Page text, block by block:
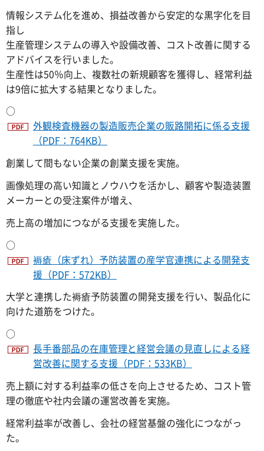
情報システム化を進め、損益改善から安定的な黒字化を目
指し
生産管理システムの導入や設備改善、コスト改善に関する
アドバイスを行いました。
生産性は50％向上、複数社の新規顧客を獲得し、経常利益
は9倍に拡大する結果となりました。
○
外観検査機器の製造販売企業の販路開拓に係る支援
（PDF：764KB）
創業して間もない企業の創業支援を実施。
画像処理の高い知識とノウハウを活かし、顧客や製造装置
メーカーとの受注案件が増え、
売上高の増加につながる支援を実施した。
○
褥瘡（床ずれ）予防装置の産学官連携による開発支
援（PDF：572KB）
大学と連携した褥瘡予防装置の開発支援を行い、製品化に
向けた道筋をつけた。
○
長手番部品の在庫管理と経営会議の見直しによる経
営改善に関する支援（PDF：533KB）
売上額に対する利益率の低さを向上させるため、コスト管
理の徹底や社内会議の運営改善を実施。
経常利益率が改善し、会社の経営基盤の強化につながっ
た。